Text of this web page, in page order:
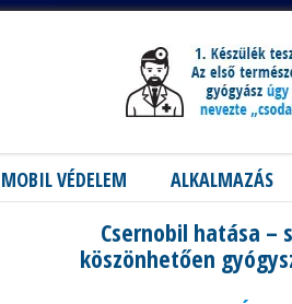
MOBIL VÉDELEM ALKALMAZÁS
Csernobil hatása –
köszönhetően